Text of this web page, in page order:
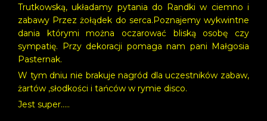
Trutkowską, układamy pytania do Randki w ciemno i
zabawy Przez żołądek do serca.Poznajemy wykwintne
dania którymi można oczarować bliską osobę czy
sympatię. Przy dekoracji pomaga nam pani Małgosia
Pasternak.
W tym dniu nie brakuje nagród dla uczestników zabaw,
żartów ,słodkości i tańców w rymie disco.
Jest super…..